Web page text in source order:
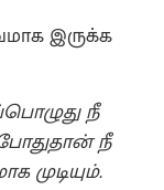
இருக்க
நீ
நீ